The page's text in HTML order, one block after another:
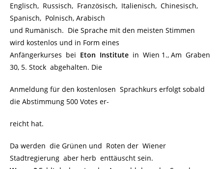
Englisch, Russisch, Französisch, Italienisch, Chinesisch,
Spanisch, Polnisch, Arabisch
und Rumänisch. Die Sprache mit den meisten Stimmen
wird kostenlos und in Form eines
Anfängerkurses bei Eton Institute in Wien 1., Am Graben
30, 5. Stock abgehalten. Die
Anmeldung für den kostenlosen Sprachkurs erfolgt sobald
die Abstimmung 500 Votes er-
reicht hat.
Da werden die Grünen und Roten der Wiener
Stadtregierung aber herb enttäuscht sein.